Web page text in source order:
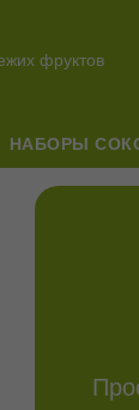
фруктов
НАБОРЫ